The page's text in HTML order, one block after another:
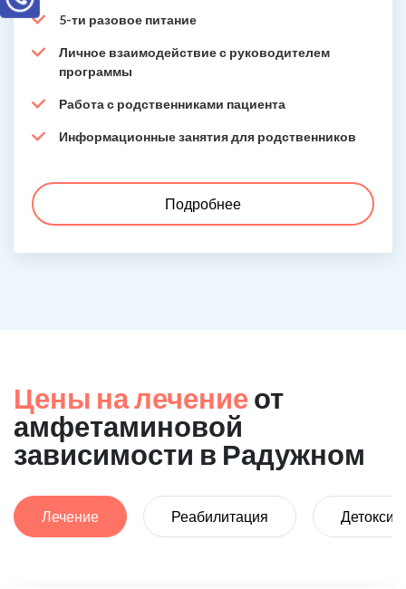
5-ти разовое питание
Личное взаимодействие с руководителем
программы
Работа с родственниками пациента
Информационные занятия для родственников
Подробнее
Цены на лечение от
амфетаминовой
зависимости в Радужном
Лечение Реабилитация